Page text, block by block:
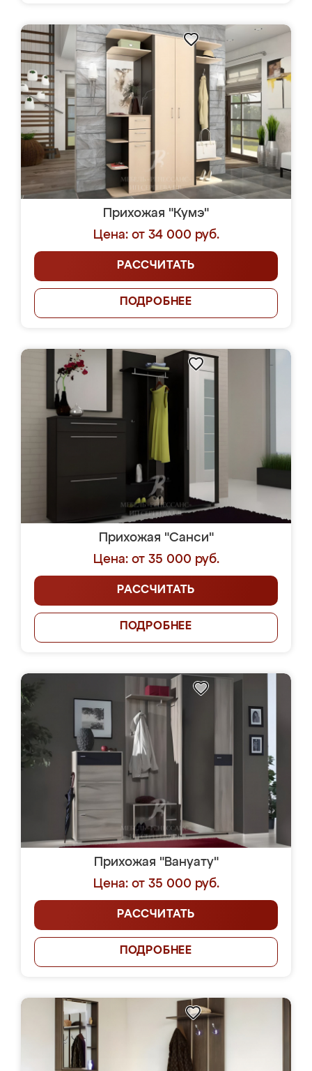
Прихожая "Кумэ"
Цена: от 34 000 руб.
РАССЧИТАТЬ
ПОДРОБНЕЕ
Прихожая "Санси"
Цена: от 35 000 руб.
РАССЧИТАТЬ
ПОДРОБНЕЕ
Прихожая "Вануату"
Цена: от 35 000 руб.
РАССЧИТАТЬ
ПОДРОБНЕЕ